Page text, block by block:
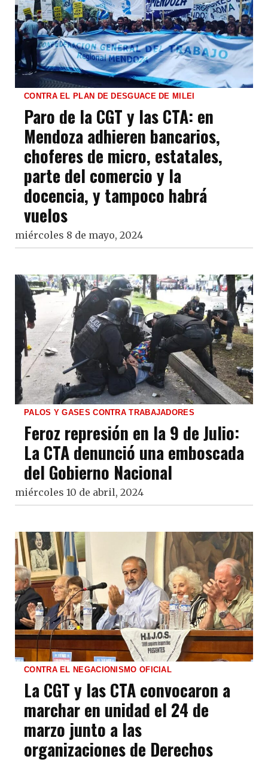
CONTRA EL PLAN DE DESGUACE DE MILEI
Paro de la CGT y las CTA: en
Mendoza adhieren bancarios,
choferes de micro, estatales,
parte del comercio y la
docencia, y tampoco habrá
vuelos
miércoles 8 de mayo, 2024
PALOS Y GASES CONTRA TRABAJADORES
Feroz represión en la 9 de Julio:
La CTA denunció una emboscada
del Gobierno Nacional
miércoles 10 de abril, 2024
CONTRA EL NEGACIONISMO OFICIAL
La CGT y las CTA convocaron a
marchar en unidad el 24 de
marzo junto a las
organizaciones de Derechos